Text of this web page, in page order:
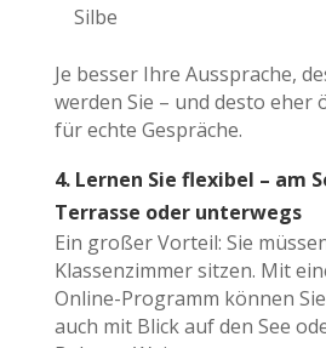
Silbe
Je besser Ihre Aussprache,
werden Sie – und desto eher
für echte Gespräche.
4. Lernen Sie flexibel – am
Terrasse oder unterwegs
Ein großer Vorteil: Sie
Klassenzimmer sitzen. Mit
Online-Programm können
auch mit Blick auf den See